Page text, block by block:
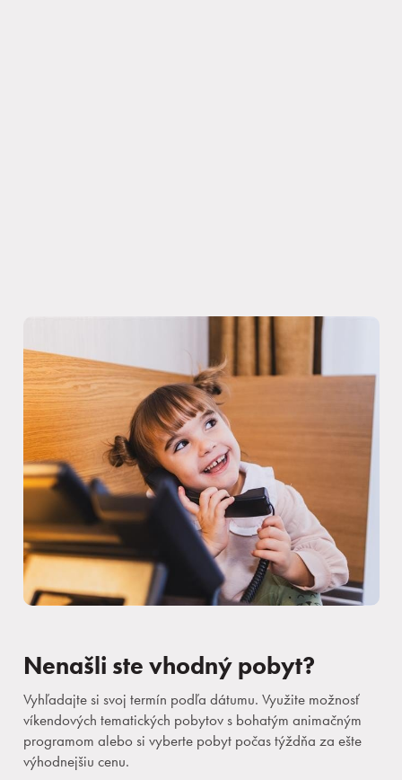
Nenašli ste vhodný pobyt?
Vyhľadajte si svoj termín podľa dátumu. Využite možnosť
víkendových tematických pobytov s bohatým animačným
programom alebo si vyberte pobyt počas týždňa za ešte
výhodnejšiu cenu.